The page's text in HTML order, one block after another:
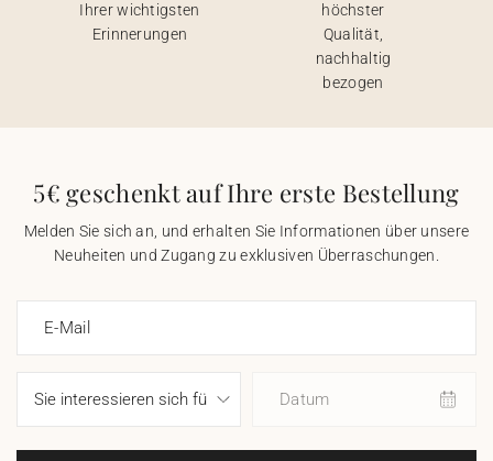
Ihrer wichtigsten
Erinnerungen
höchster
Qualität,
nachhaltig
bezogen
5€ geschenkt auf Ihre erste Bestellung
Melden Sie sich an, und erhalten Sie Informationen über unsere
Neuheiten und Zugang zu exklusiven Überraschungen.
E-Mail
Datum